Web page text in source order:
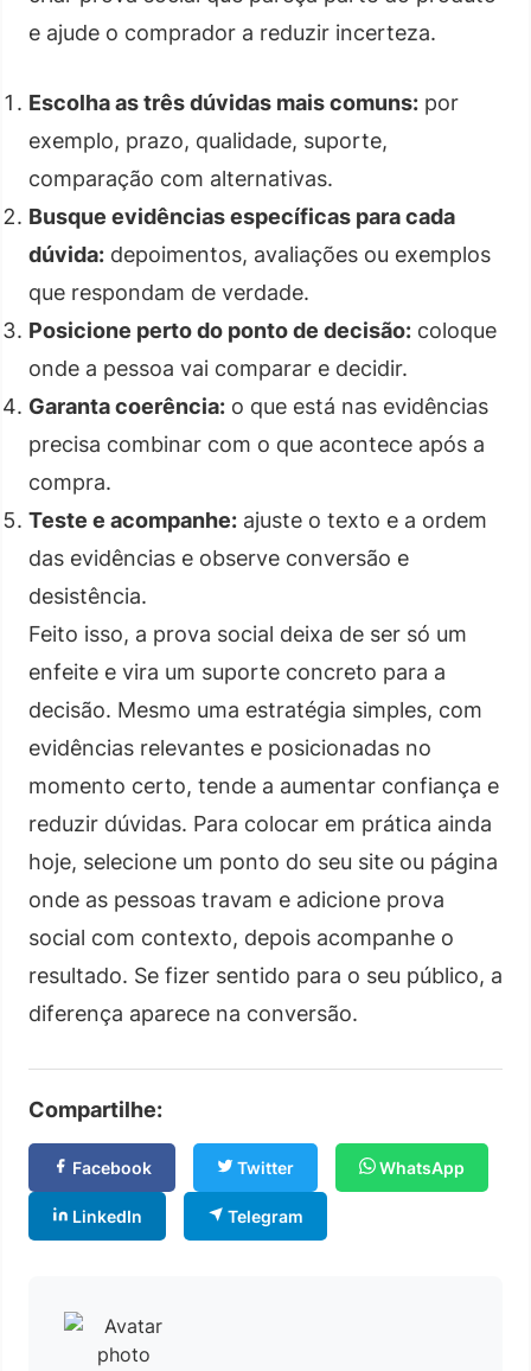
e ajude o comprador a reduzir incerteza.
Escolha as três dúvidas mais comuns: por
exemplo, prazo, qualidade, suporte,
comparação com alternativas.
Busque evidências específicas para cada
dúvida: depoimentos, avaliações ou exemplos
que respondam de verdade.
Posicione perto do ponto de decisão: coloque
onde a pessoa vai comparar e decidir.
Garanta coerência: o que está nas evidências
precisa combinar com o que acontece após a
compra.
Teste e acompanhe: ajuste o texto e a ordem
das evidências e observe conversão e
desistência.
Feito isso, a prova social deixa de ser só um
enfeite e vira um suporte concreto para a
decisão. Mesmo uma estratégia simples, com
evidências relevantes e posicionadas no
momento certo, tende a aumentar confiança e
reduzir dúvidas. Para colocar em prática ainda
hoje, selecione um ponto do seu site ou página
onde as pessoas travam e adicione prova
social com contexto, depois acompanhe o
resultado. Se fizer sentido para o seu público, a
diferença aparece na conversão.
Compartilhe:
Facebook Twitter WhatsApp
LinkedIn Telegram